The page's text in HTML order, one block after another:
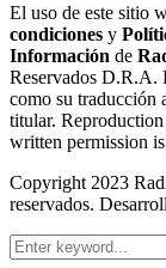
El uso de este sitio
condiciones y
Información de
Reservados D.R.A.
como su traducción
titular.
written permission
Copyright 2023
reservados.